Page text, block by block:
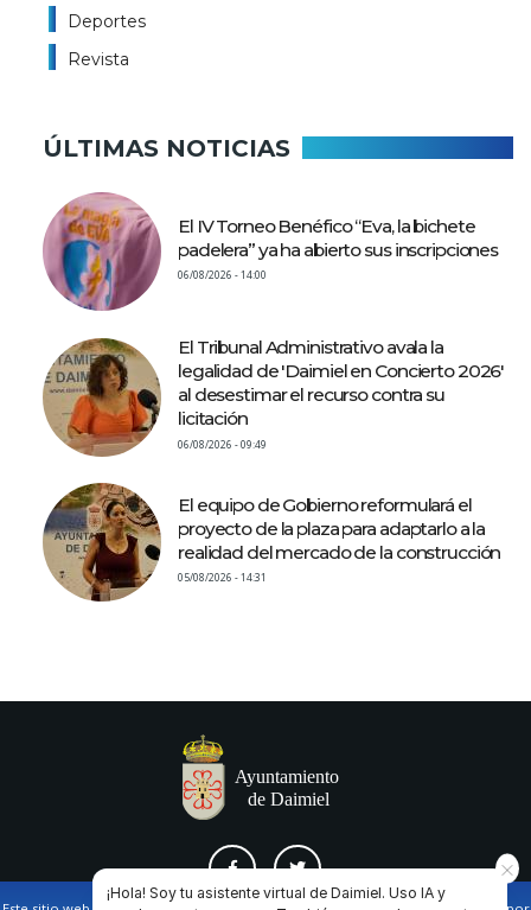
Deportes
Revista
ÚLTIMAS NOTICIAS
El IV Torneo Benéfico “Eva, la bichete
padelera” ya ha abierto sus inscripciones
06/08/2026 - 14:00
El Tribunal Administrativo avala la
legalidad de 'Daimiel en Concierto 2026'
al desestimar el recurso contra su
licitación
06/08/2026 - 09:49
El equipo de Gobierno reformulará el
proyecto de la plaza para adaptarlo a la
realidad del mercado de la construcción
05/08/2026 - 14:31
¡Hola! Soy tu asistente virtual de Daimiel. Uso IA y